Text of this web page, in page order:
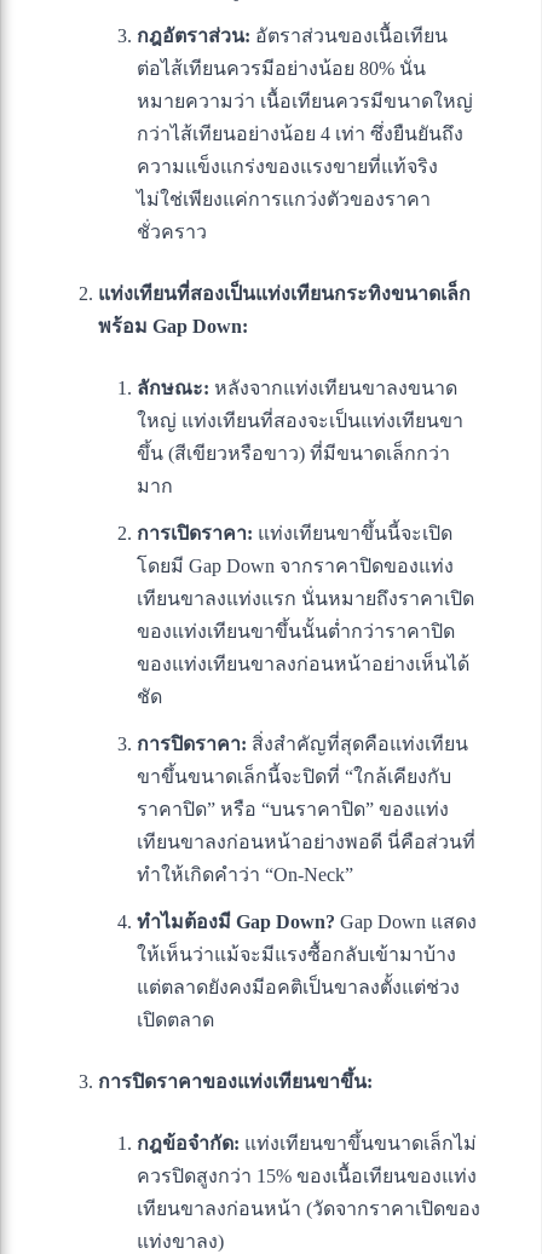
กฎอัตราส่วน: อัตราส่วนของเนื้อเทียน
ต่อไส้เทียนควรมีอย่างน้อย 80% นั่น
หมายความว่า เนื้อเทียนควรมีขนาดใหญ่
กว่าไส้เทียนอย่างน้อย 4 เท่า ซึ่งยืนยันถึง
ความแข็งแกร่งของแรงขายที่แท้จริง
ไม่ใช่เพียงแค่การแกว่งตัวของราคา
ชั่วคราว
แท่งเทียนที่สองเป็นแท่งเทียนกระทิงขนาดเล็ก
พร้อม Gap Down:
ลักษณะ: หลังจากแท่งเทียนขาลงขนาด
ใหญ่ แท่งเทียนที่สองจะเป็นแท่งเทียนขา
ขึ้น (สีเขียวหรือขาว) ที่มีขนาดเล็กกว่า
มาก
การเปิดราคา: แท่งเทียนขาขึ้นนี้จะเปิด
โดยมี Gap Down จากราคาปิดของแท่ง
เทียนขาลงแท่งแรก นั่นหมายถึงราคาเปิด
ของแท่งเทียนขาขึ้นนั้นต่ำกว่าราคาปิด
ของแท่งเทียนขาลงก่อนหน้าอย่างเห็นได้
ชัด
การปิดราคา: สิ่งสำคัญที่สุดคือแท่งเทียน
ขาขึ้นขนาดเล็กนี้จะปิดที่ “ใกล้เคียงกับ
ราคาปิด” หรือ “บนราคาปิด” ของแท่ง
เทียนขาลงก่อนหน้าอย่างพอดี นี่คือส่วนที่
ทำให้เกิดคำว่า “On-Neck”
ทำไมต้องมี Gap Down? Gap Down แสดง
ให้เห็นว่าแม้จะมีแรงซื้อกลับเข้ามาบ้าง
แต่ตลาดยังคงมีอคติเป็นขาลงตั้งแต่ช่วง
เปิดตลาด
การปิดราคาของแท่งเทียนขาขึ้น:
กฎข้อจำกัด: แท่งเทียนขาขึ้นขนาดเล็กไม่
ควรปิดสูงกว่า 15% ของเนื้อเทียนของแท่ง
เทียนขาลงก่อนหน้า (วัดจากราคาเปิดของ
แท่งขาลง)